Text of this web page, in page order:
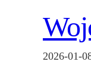
2026-01-